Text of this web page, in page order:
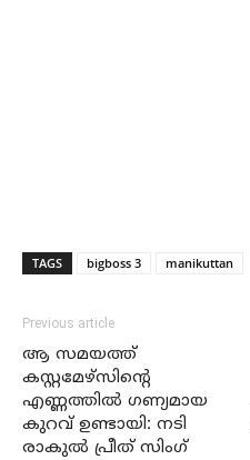
TAGS bigboss 3 manikuttan
Previous article
ആ സമയത്ത്
കസ്റ്റമേഴ്സിന്റെ
എണ്ണത്തിൽ ഗണ്യമായ
കുറവ് ഉണ്ടായി: നടി
രാകുൽ പ്രീത് സിംഗ്